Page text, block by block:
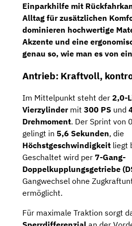
Einparkhilfe mit
Alltag für zusätzlichen
dominieren hochwertige
Akzente und eine
genau so, wie man es von
Antrieb: Kraftvoll,
Im Mittelpunkt steht der 2,0-
Vierzylindermit 300 PS und
Drehmoment. Der Sprint von
gelingt in 5,6 Sekunden, die
Höchstgeschwindigkeit liegt
Geschaltet wird per 7-Gang-
Doppelkupplungsgetriebe
Gangwechsel ohne
ermöglicht.
Für maximale Traktion sorgt